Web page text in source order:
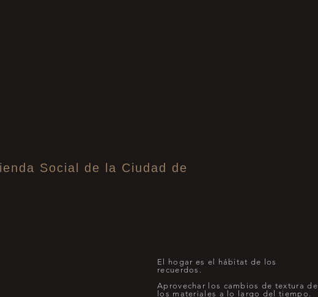
Social de la Ciudad de
El hogar es el hábitat de los
recuerdos.
Aprovechar los cambios de textura de
los materiales a lo largo del tiempo.